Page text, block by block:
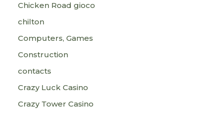
Chicken Road gioco
chilton
Computers, Games
Construction
contacts
Crazy Luck Casino
Crazy Tower Сasino